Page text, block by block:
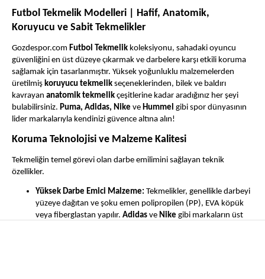
Futbol Tekmelik Modelleri | Hafif, Anatomik,
Koruyucu ve Sabit Tekmelikler
Gozdespor.com Futbol Tekmelik koleksiyonu, sahadaki oyuncu
güvenliğini en üst düzeye çıkarmak ve darbelere karşı etkili koruma
sağlamak için tasarlanmıştır. Yüksek yoğunluklu malzemelerden
üretilmiş koruyucu tekmelik seçeneklerinden, bilek ve baldırı
kavrayan anatomik tekmelik çeşitlerine kadar aradığınız her şeyi
bulabilirsiniz. Puma, Adidas, Nike ve Hummel gibi spor dünyasının
lider markalarıyla kendinizi güvence altına alın!
Koruma Teknolojisi ve Malzeme Kalitesi
Tekmeliğin temel görevi olan darbe emilimini sağlayan teknik
özellikler.
Yüksek Darbe Emici Malzeme: Tekmelikler, genellikle darbeyi
yüzeye dağıtan ve şoku emen polipropilen (PP), EVA köpük
veya fiberglastan yapılır. Adidas ve Nike gibi markaların üst